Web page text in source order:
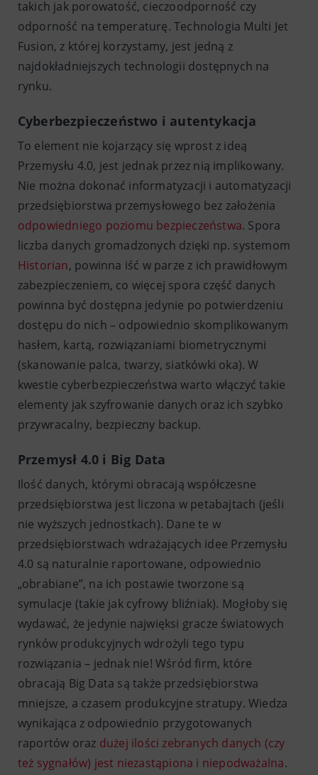
takich jak porowatość, cieczoodporność czy
odporność na temperaturę. Technologia Multi Jet
Fusion, z której korzystamy, jest jedną z
najdokładniejszych technologii dostępnych na
rynku.
Cyberbezpieczeństwo i autentykacja
To element nie kojarzący się wprost z ideą
Przemysłu 4.0, jest jednak przez nią implikowany.
Nie można dokonać informatyzacji i automatyzacji
przedsiębiorstwa przemysłowego bez założenia
odpowiedniego poziomu bezpieczeństwa. Spora
liczba danych gromadzonych dzięki np. systemom
Historian, powinna iść w parze z ich prawidłowym
zabezpieczeniem, co więcej spora część danych
powinna być dostępna jedynie po potwierdzeniu
dostępu do nich – odpowiednio skomplikowanym
hasłem, kartą, rozwiązaniami biometrycznymi
(skanowanie palca, twarzy, siatkówki oka). W
kwestie cyberbezpieczeństwa warto włączyć takie
elementy jak szyfrowanie danych oraz ich szybko
przywracalny, bezpieczny backup.
Przemysł 4.0 i Big Data
Ilość danych, którymi obracają współczesne
przedsiębiorstwa jest liczona w petabajtach (jeśli
nie wyższych jednostkach). Dane te w
przedsiębiorstwach wdrażających idee Przemysłu
4.0 są naturalnie raportowane, odpowiednio
„obrabiane”, na ich postawie tworzone są
symulacje (takie jak cyfrowy bliźniak). Mogłoby się
wydawać, że jedynie najwięksi gracze światowych
rynków produkcyjnych wdrożyli tego typu
rozwiązania – jednak nie! Wśród firm, które
obracają Big Data są także przedsiębiorstwa
mniejsze, a czasem produkcyjne stratupy. Wiedza
wynikająca z odpowiednio przygotowanych
raportów oraz dużej ilości zebranych danych (czy
też sygnałów) jest niezastąpiona i niepodważalna.